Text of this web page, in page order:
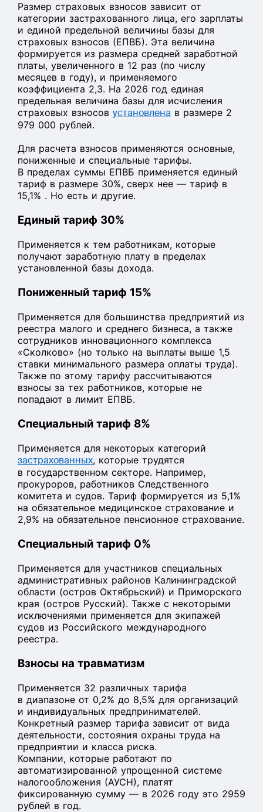
Размер страховых взносов зависит от
категории застрахованного лица, его зарплаты
и единой предельной величины базы для
страховых взносов (ЕПВБ). Эта величина
формируется из размера средней заработной
платы, увеличенного в 12 раз (по числу
месяцев в году), и применяемого
коэффициента 2,3. ​​На 2026 год единая
предельная величина базы для исчисления
страховых взносов установлена в размере 2
979 000 рублей.
Для расчета взносов применяются основные,
пониженные и специальные тарифы.
В пределах суммы ЕПВБ применяется единый
тариф в размере 30%, сверх нее — тариф в
15,1% . Но есть и другие.
Единый тариф 30%
Применяется к тем работникам, которые
получают заработную плату в пределах
установленной базы дохода.
Пониженный тариф 15%
Применяется для большинства предприятий из
реестра малого и среднего бизнеса, а также
сотрудников инновационного комплекса
«Сколково» (но только на выплаты выше 1,5
ставки минимального размера оплаты труда).
Также по этому тарифу рассчитываются
взносы за тех работников, которые не
попадают в лимит ЕПВБ.
Специальный тариф 8%
Применяется для некоторых категорий
застрахованных, которые трудятся
в государственном секторе. Например,
прокуроров, работников Следственного
комитета и судов. Тариф формируется из 5,1%
на обязательное медицинское страхование и
2,9% на обязательное пенсионное страхование.
Специальный тариф 0%
Применяется для участников специальных
административных районов Калининградской
области (остров Октябрьский) и Приморского
края (остров Русский). Также с некоторыми
исключениями применяется для экипажей
судов из Российского международного
реестра.
Взносы на травматизм
Применяется 32 различных тарифа
в диапазоне от 0,2% до 8,5% для организаций
и индивидуальных предпринимателей.
Конкретный размер тарифа зависит от вида
деятельности, состояния охраны труда на
предприятии и класса риска.
Компании, которые работают по
автоматизированной упрощенной системе
налогообложения (АУСН), платят
фиксированную сумму — в 2026 году это 2959
рублей в год.